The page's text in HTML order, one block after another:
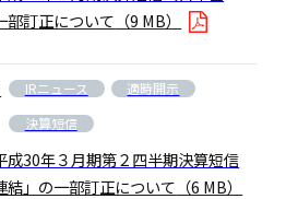
部訂正について （9 MB）
IRニュース
適時開示
決算短信
成30年３月期第２四半期決算短信
結」の一部訂正について （6 MB）